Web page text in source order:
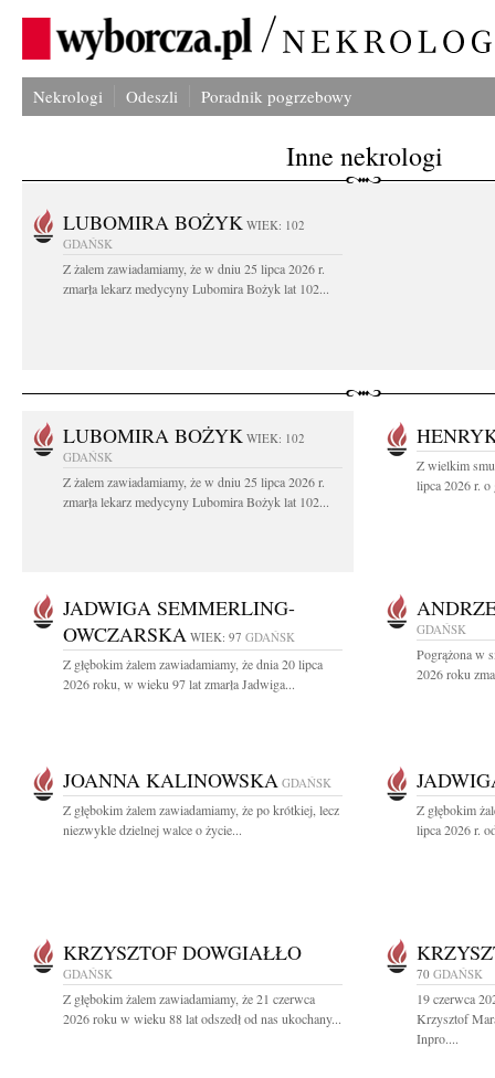
Nekrologi Odeszli Poradnik pogrzebowy
Inne nekrologi
LUBOMIRA BOŻYK WIEK: 102
GDAŃSK
Z żalem zawiadamiamy, że w dniu 25 lipca 2026 r.
zmarła lekarz medycyny Lubomira Bożyk lat 102...
LUBOMIRA BOŻYK WIEK: 102
GDAŃSK
Z żalem zawiadamiamy, że w dniu 25 lipca 2026 r.
zmarła lekarz medycyny Lubomira Bożyk lat 102...
Z wielkim
lipca 2026 r. o
JADWIGA SEMMERLING-
OWCZARSKA WIEK: 97 GDAŃSK
Z głębokim żalem zawiadamiamy, że dnia 20 lipca
2026 roku, w wieku 97 lat zmarła Jadwiga...
GDAŃSK
Pogrążona w
2026 roku
JOANNA KALINOWSKA GDAŃSK
Z głębokim żalem zawiadamiamy, że po krótkiej, lecz
niezwykle dzielnej walce o życie...
Z głębokim
lipca 2026 r.
KRZYSZTOF DOWGIAŁŁO
GDAŃSK
Z głębokim żalem zawiadamiamy, że 21 czerwca
2026 roku w wieku 88 lat odszedł od nas ukochany...
70 GDAŃSK
19 czerwca
Krzysztof
Inpro....